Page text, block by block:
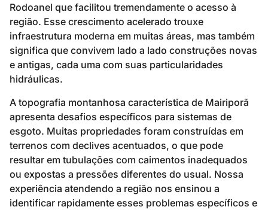
Rodoanel que facilitou tremendamente o acesso à
região. Esse crescimento acelerado trouxe
infraestrutura moderna em muitas áreas, mas também
significa que convivem lado a lado construções novas
e antigas, cada uma com suas particularidades
hidráulicas.
A topografia montanhosa característica de Mairiporã
apresenta desafios específicos para sistemas de
esgoto. Muitas propriedades foram construídas em
terrenos com declives acentuados, o que pode
resultar em tubulações com caimentos inadequados
ou expostas a pressões diferentes do usual. Nossa
experiência atendendo a região nos ensinou a
identificar rapidamente esses problemas específicos e